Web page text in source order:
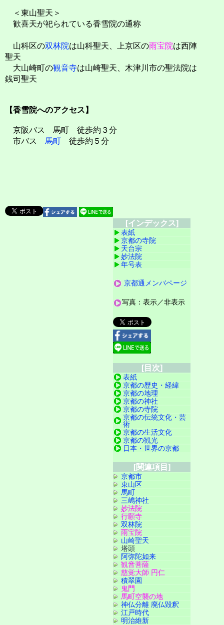
＜東山聖天＞
歓喜天が祀られている香雪院の通称
山科区の双林院は山科聖天、上京区の雨宝院は西陣
聖天
大山崎町の観音寺は山崎聖天、木津川市の聖法院は
銭司聖天
【香雪院へのアクセス】
京阪バス 馬町 徒歩約３分
市バス 馬町 徒歩約５分
[インデックス]
表紙
京都の寺院
天台宗
妙法院
年号表
京都通メンバページ
写真：表示／非表示
[目次]
表紙
京都の歴史・経緯
京都の地理
京都の神社
京都の寺院
京都の伝統文化・芸
術
京都の生活文化
京都の観光
日本・世界の京都
[関連項目]
京都市
東山区
馬町
三嶋神社
妙法院
行願寺
双林院
雨宝院
山崎聖天
塔頭
阿弥陀如来
観音菩薩
慈覚大師 円仁
積翠園
鬼門
馬町空襲の地
神仏分離 廃仏毀釈
江戸時代
明治維新